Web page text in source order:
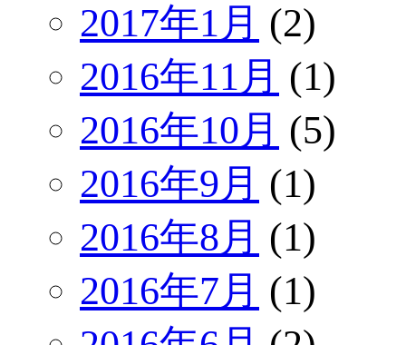
2017年1月 (2)
2016年11月 (1)
2016年10月 (5)
2016年9月 (1)
2016年8月 (1)
2016年7月 (1)